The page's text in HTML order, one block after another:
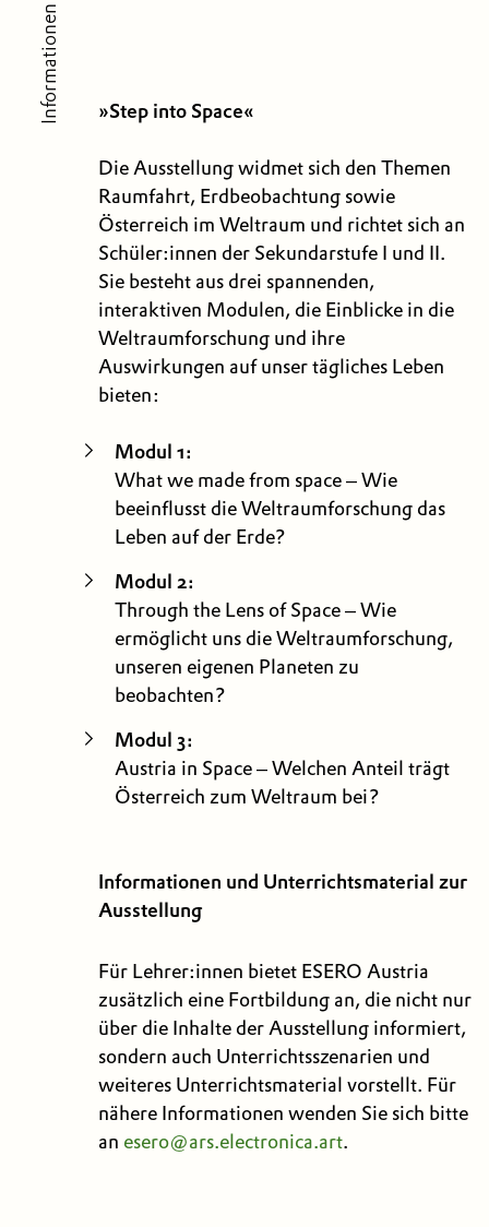
Informationen »Step into Space«
Die Ausstellung widmet sich den Themen
Raumfahrt, Erdbeobachtung sowie
Österreich im Weltraum und richtet sich an
Schüler:innen der Sekundarstufe I und II.
Sie besteht aus drei spannenden,
interaktiven Modulen, die Einblicke in die
Weltraumforschung und ihre
Auswirkungen auf unser tägliches Leben
bieten:
Modul 1:
What we made from space – Wie
beeinflusst die Weltraumforschung das
Leben auf der Erde?
Modul 2:
Through the Lens of Space – Wie
ermöglicht uns die Weltraumforschung,
unseren eigenen Planeten zu
beobachten?
Modul 3:
Austria in Space – Welchen Anteil trägt
Österreich zum Weltraum bei?
Informationen und Unterrichtsmaterial zur
Ausstellung
Für Lehrer:innen bietet ESERO Austria
zusätzlich eine Fortbildung an, die nicht nur
über die Inhalte der Ausstellung informiert,
sondern auch Unterrichtsszenarien und
weiteres Unterrichtsmaterial vorstellt. Für
nähere Informationen wenden Sie sich bitte
an esero@ars.electronica.art.